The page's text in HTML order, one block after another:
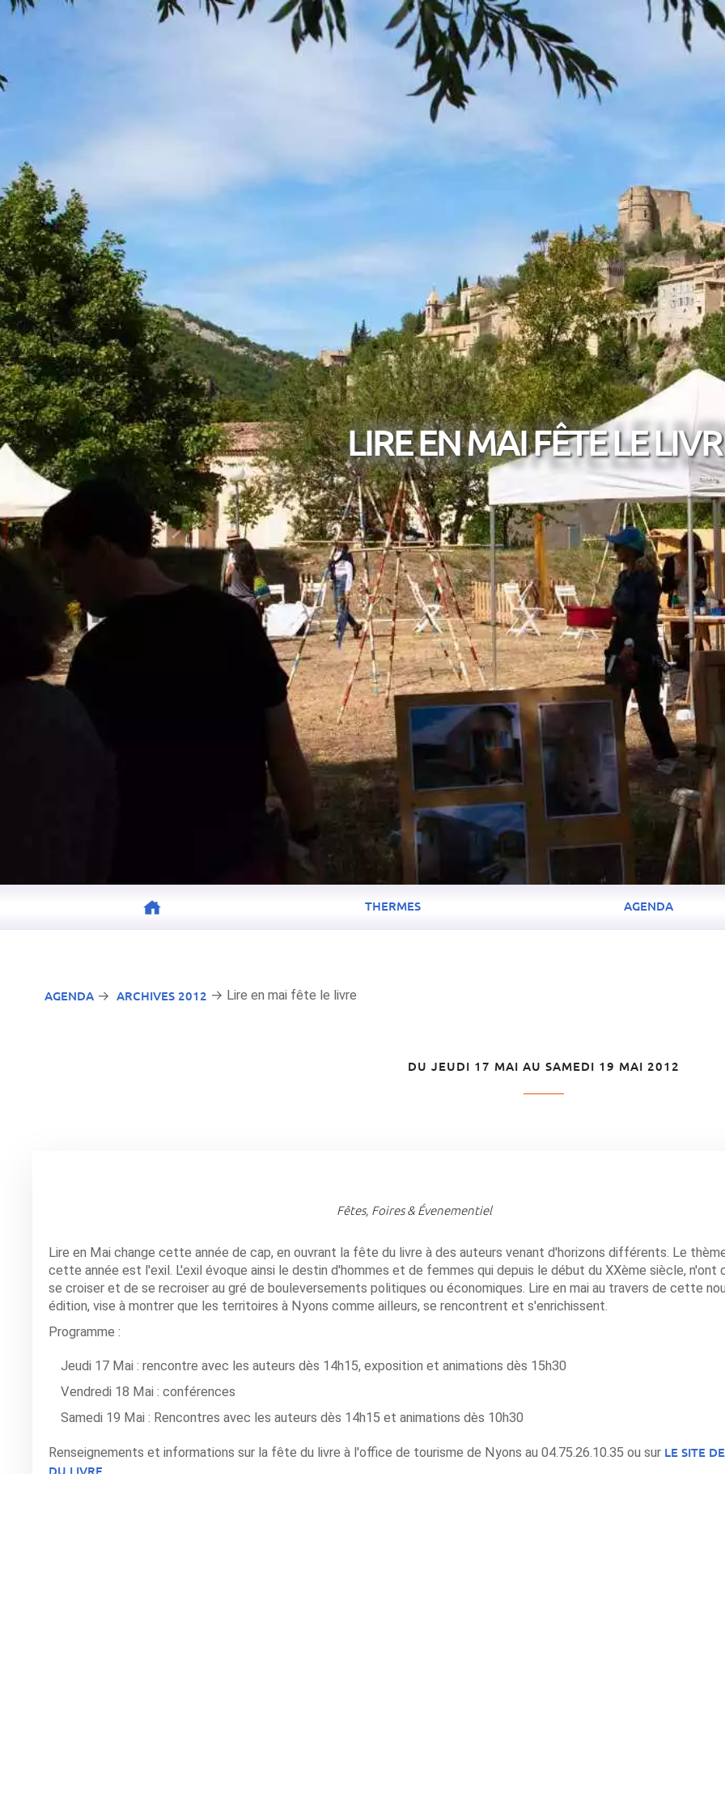
LIRE EN MAI FÊTE LE
THERMES AGENDA
AGENDA → ARCHIVES 2012 → Lire en mai fête le livre
DU JEUDI 17 MAI AU SAMEDI 19 MAI 2012
Fêtes, Foires & Évenementiel
Lire en Mai change cette année de cap, en ouvrant la fête du livre à des auteurs venant d'horizons différents. Le
cette année est l'exil. L'exil évoque ainsi le destin d'hommes et de femmes qui depuis le début du XXème siècle, n'ont
se croiser et de se recroiser au gré de bouleversements politiques ou économiques. Lire en mai au travers de cette
édition, vise à montrer que les territoires à Nyons comme ailleurs, se rencontrent et s'enrichissent.
Programme :
Jeudi 17 Mai : rencontre avec les auteurs dès 14h15, exposition et animations dès 15h30
Vendredi 18 Mai : conférences
Samedi 19 Mai : Rencontres avec les auteurs dès 14h15 et animations dès 10h30
Renseignements et informations sur la fête du livre à l'office de tourisme de Nyons au 04.75.26.10.35 ou sur LE SITE
DU LIVRE